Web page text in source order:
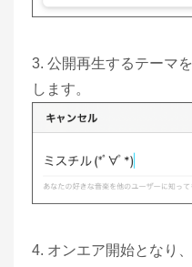
3. 公開再生するテーマ
します。
4. オンエア開始となり